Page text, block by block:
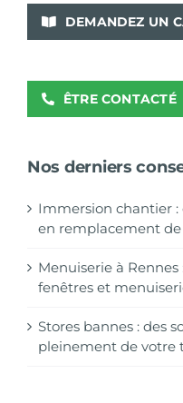
DEMANDEZ UN
ÊTRE CONTACTÉ
Nos derniers
Immersion chantier :
en remplacement
Menuiserie à
fenêtres et
Stores bannes : des
pleinement de votre